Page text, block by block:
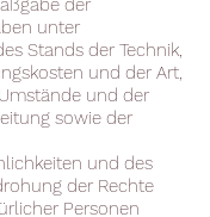
der
unter
Stands der Technik,
und der Art,
und der
sowie der
und des
der Rechte
Personen